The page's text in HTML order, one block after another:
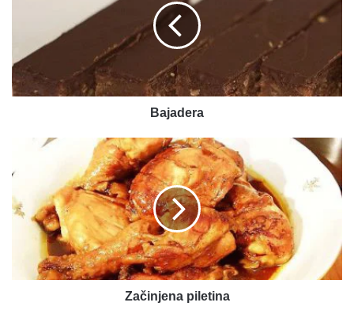
Bajadera
Začinjena
Začinjena piletina